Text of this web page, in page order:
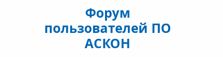
Форум
пользователей ПО
АСКОН